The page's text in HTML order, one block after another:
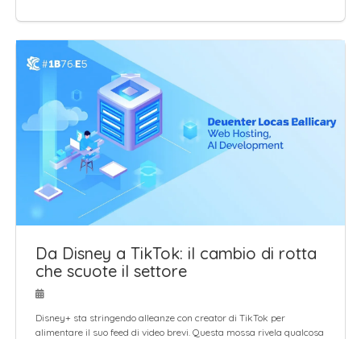
Da Disney a TikTok: il cambio di rotta
che scuote il settore
Disney+ sta stringendo alleanze con creator di TikTok per
alimentare il suo feed di video brevi. Questa mossa rivela qualcosa